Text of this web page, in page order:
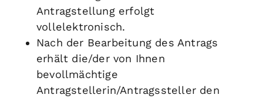
Antragstellung erfolgt
vollelektronisch.
Nach der Bearbeitung des Antrags
erhält die/der von Ihnen
bevollmächtige
Antragstellerin/Antragssteller den